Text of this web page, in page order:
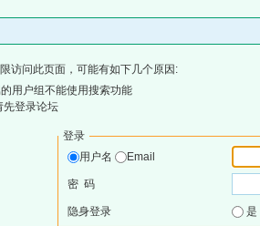
访问此页面，可能有如下几个原因:
用户组不能使用搜索功能
先登录论坛
登录
用户名
Email
密 码
隐身登录